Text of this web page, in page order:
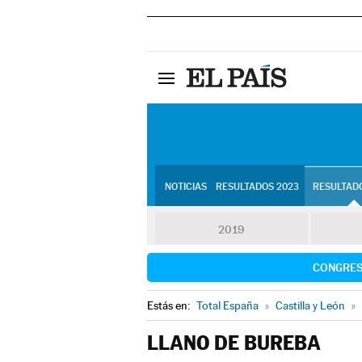
NOTICIAS RESULTADOS 2023
2019
Estás en: Total España » Castilla y León »
LLANO DE BUREBA